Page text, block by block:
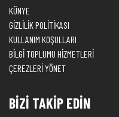
KÜNYE
GİZLİLİK POLİTİKASI
KULLANIM KOŞULLARI
BİLGİ TOPLUMU HİZMETLERİ
ÇEREZLERİ YÖNET
BİZİ TAKİP EDİN